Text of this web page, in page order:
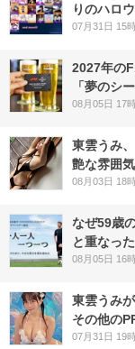
りのハロ
07月31日 15
2027年の
「夢のシ
08月05日 17
東雲うみ
艶な雰囲
08月03日 18
なぜ59歳
と重なっ
08月05日 16
東雲うみ
その他の
07月31日 19